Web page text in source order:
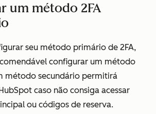
um método 2FA
seu método primário de 2FA,
configurar um método
método secundário permitirá
caso não consiga acessar
ou códigos de reserva.